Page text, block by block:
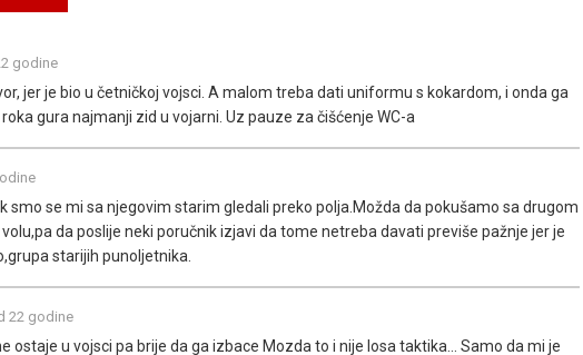
godine
jer je bio u četničkoj vojsci. A malom treba dati uniformu s kokardom, i onda ga
gura najmanji zid u vojarni. Uz pauze za čišćenje WC-a
smo se mi sa njegovim starim gledali preko polja.Možda da pokušamo sa drugom
da poslije neki poručnik izjavi da tome netreba davati previše pažnje jer je
starijih punoljetnika.
22 godine
ostaje u vojsci pa brije da ga izbace Mozda to i nije losa taktika... Samo da mi je